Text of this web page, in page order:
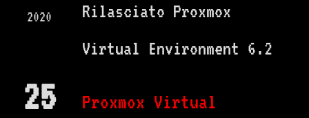
2020
Rilasciato Proxmox
Virtual Environment 6.2
25
Proxmox Virtual